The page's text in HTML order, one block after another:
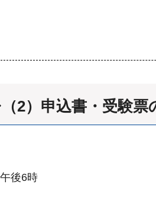
2）申込書・受験票
後6時